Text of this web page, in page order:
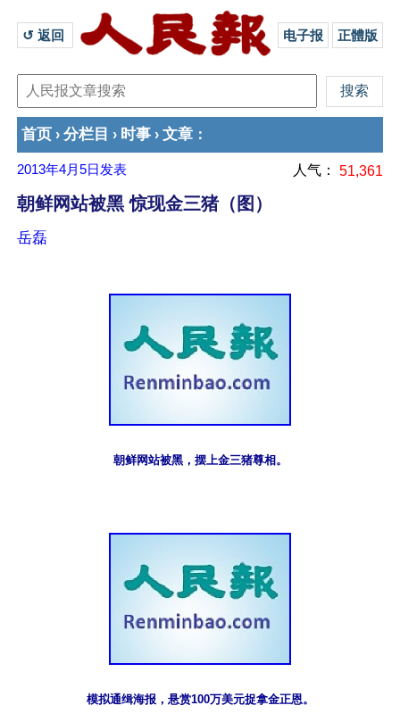
↺ 返回 电子报 正體版
首页 › 分栏目 › 时事 › 文章 ：
2013年4月5日 发表 人气： 51,361
朝鲜网站被黑 惊现金三猪（图）
岳磊
朝鲜网站被黑，摆上金三猪尊相。
模拟通缉海报，悬赏100万美元捉拿金正恩。